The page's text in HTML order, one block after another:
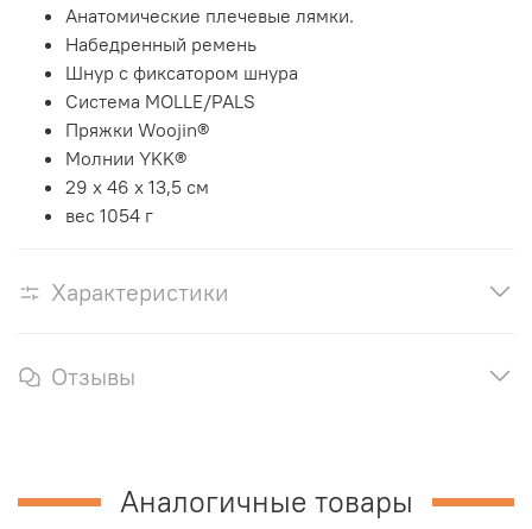
Анатомические плечевые лямки.
Набедренный ремень
Шнур с фиксатором шнура
Система MOLLE/PALS
Пряжки Woojin®
Молнии YKK®
29 х 46 х 13,5 см
вес 1054 г
Характеристики
Отзывы
Аналогичные товары